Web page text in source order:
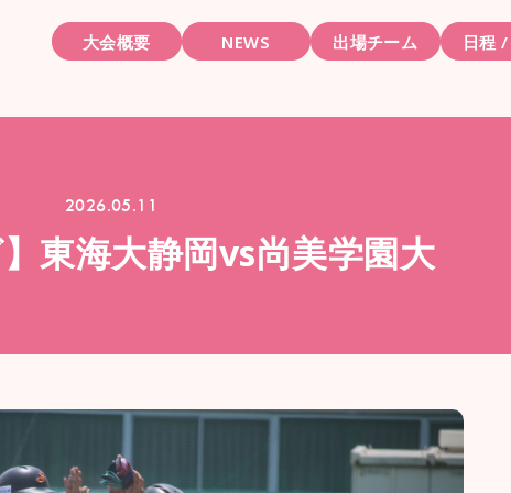
大会概要 NEWS 出場チーム 日程
2026.05.11
】東海大静岡vs尚美学園大